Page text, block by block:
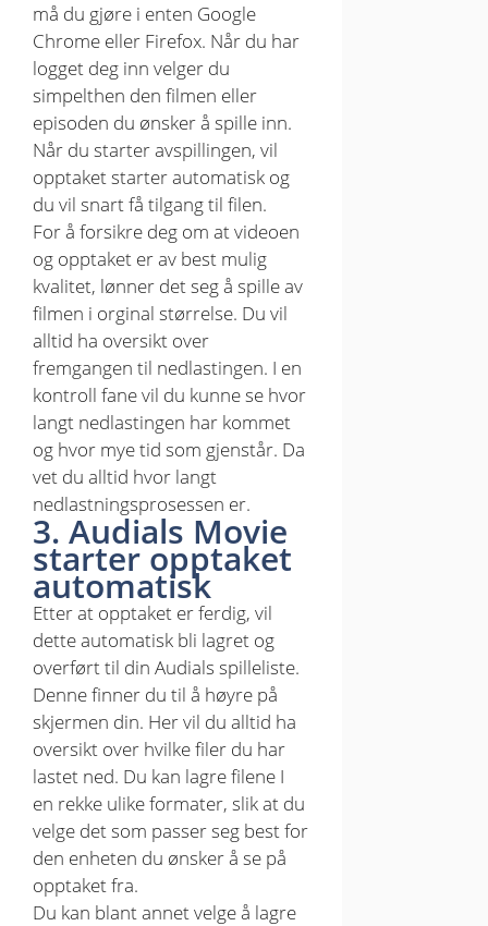
må du gjøre i enten Google
Chrome eller Firefox. Når du har
logget deg inn velger du
simpelthen den filmen eller
episoden du ønsker å spille inn.
Når du starter avspillingen, vil
opptaket starter automatisk og
du vil snart få tilgang til filen.
For å forsikre deg om at videoen
og opptaket er av best mulig
kvalitet, lønner det seg å spille av
filmen i orginal størrelse. Du vil
alltid ha oversikt over
fremgangen til nedlastingen. I en
kontroll fane vil du kunne se hvor
langt nedlastingen har kommet
og hvor mye tid som gjenstår. Da
vet du alltid hvor langt
nedlastningsprosessen er.
3. Audials Movie
starter opptaket
automatisk
Etter at opptaket er ferdig, vil
dette automatisk bli lagret og
overført til din Audials spilleliste.
Denne finner du til å høyre på
skjermen din. Her vil du alltid ha
oversikt over hvilke filer du har
lastet ned. Du kan lagre filene I
en rekke ulike formater, slik at du
velge det som passer seg best for
den enheten du ønsker å se på
opptaket fra.
Du kan blant annet velge å lagre